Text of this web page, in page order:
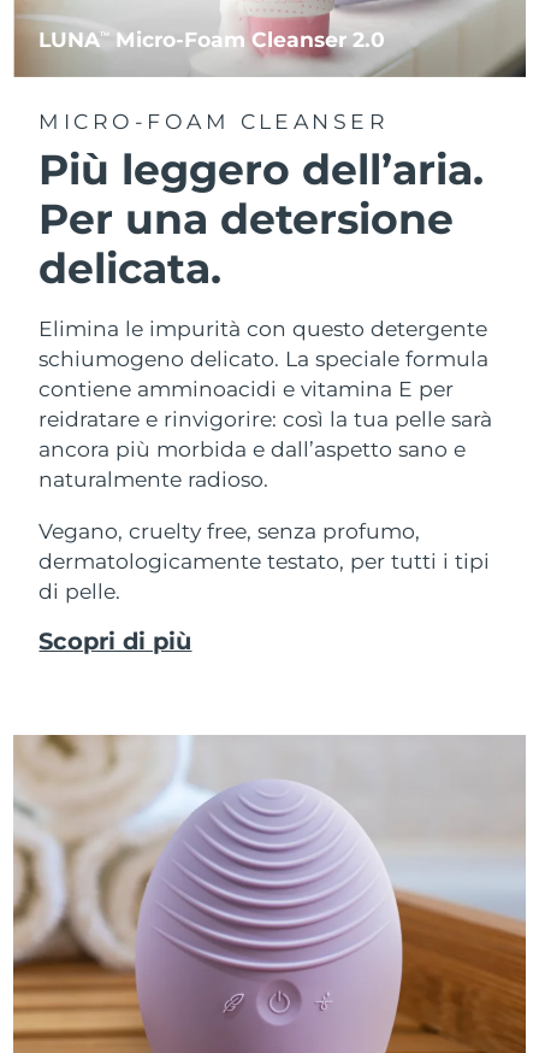
LUNATM Micro-Foam Cleanser 2.0
MICRO-FOAM CLEANSER
Più leggero dell’aria.
Per una detersione
delicata.
Elimina le impurità con questo detergente
schiumogeno delicato. La speciale formula
contiene amminoacidi e vitamina E per
reidratare e rinvigorire: così la tua pelle sarà
ancora più morbida e dall’aspetto sano e
naturalmente radioso.
Vegano, cruelty free, senza profumo,
dermatologicamente testato, per tutti i tipi
di pelle.
Scopri di più